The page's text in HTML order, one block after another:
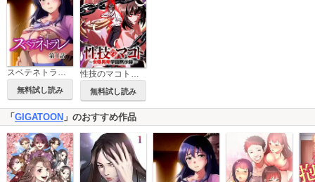
スベテネトラレ【ソフト版】【フルカラー】【タテヨミ】
無料試し読み
性技のマコト～女尊男卑学園黙示録～【ソフト版】【フルカラー】【タテヨミ】
無料試し読み
「 GIGATOON 」のおすすめ作品